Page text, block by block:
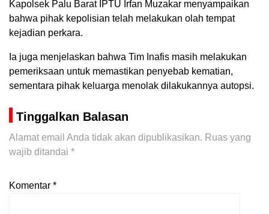
Kapolsek Palu Barat IPTU Irfan Muzakar menyampaikan
bahwa pihak kepolisian telah melakukan olah tempat
kejadian perkara.
Ia juga menjelaskan bahwa Tim Inafis masih melakukan
pemeriksaan untuk memastikan penyebab kematian,
sementara pihak keluarga menolak dilakukannya autopsi.
Tinggalkan Balasan
Alamat email Anda tidak akan dipublikasikan. Ruas yang
wajib ditandai *
Komentar *